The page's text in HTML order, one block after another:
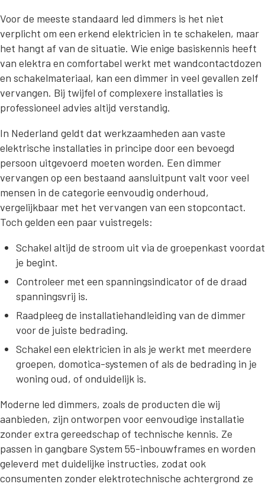
Voor de meeste standaard led dimmers is het niet
verplicht om een erkend elektricien in te schakelen, maar
het hangt af van de situatie. Wie enige basiskennis heeft
van elektra en comfortabel werkt met wandcontactdozen
en schakelmateriaal, kan een dimmer in veel gevallen zelf
vervangen. Bij twijfel of complexere installaties is
professioneel advies altijd verstandig.
In Nederland geldt dat werkzaamheden aan vaste
elektrische installaties in principe door een bevoegd
persoon uitgevoerd moeten worden. Een dimmer
vervangen op een bestaand aansluitpunt valt voor veel
mensen in de categorie eenvoudig onderhoud,
vergelijkbaar met het vervangen van een stopcontact.
Toch gelden een paar vuistregels:
Schakel altijd de stroom uit via de groepenkast voordat
je begint.
Controleer met een spanningsindicator of de draad
spanningsvrij is.
Raadpleeg de installatiehandleiding van de dimmer
voor de juiste bedrading.
Schakel een elektricien in als je werkt met meerdere
groepen, domotica-systemen of als de bedrading in je
woning oud, of onduidelijk is.
Moderne led dimmers, zoals de producten die wij
aanbieden, zijn ontworpen voor eenvoudige installatie
zonder extra gereedschap of technische kennis. Ze
passen in gangbare System 55-inbouwframes en worden
geleverd met duidelijke instructies, zodat ook
consumenten zonder elektrotechnische achtergrond ze